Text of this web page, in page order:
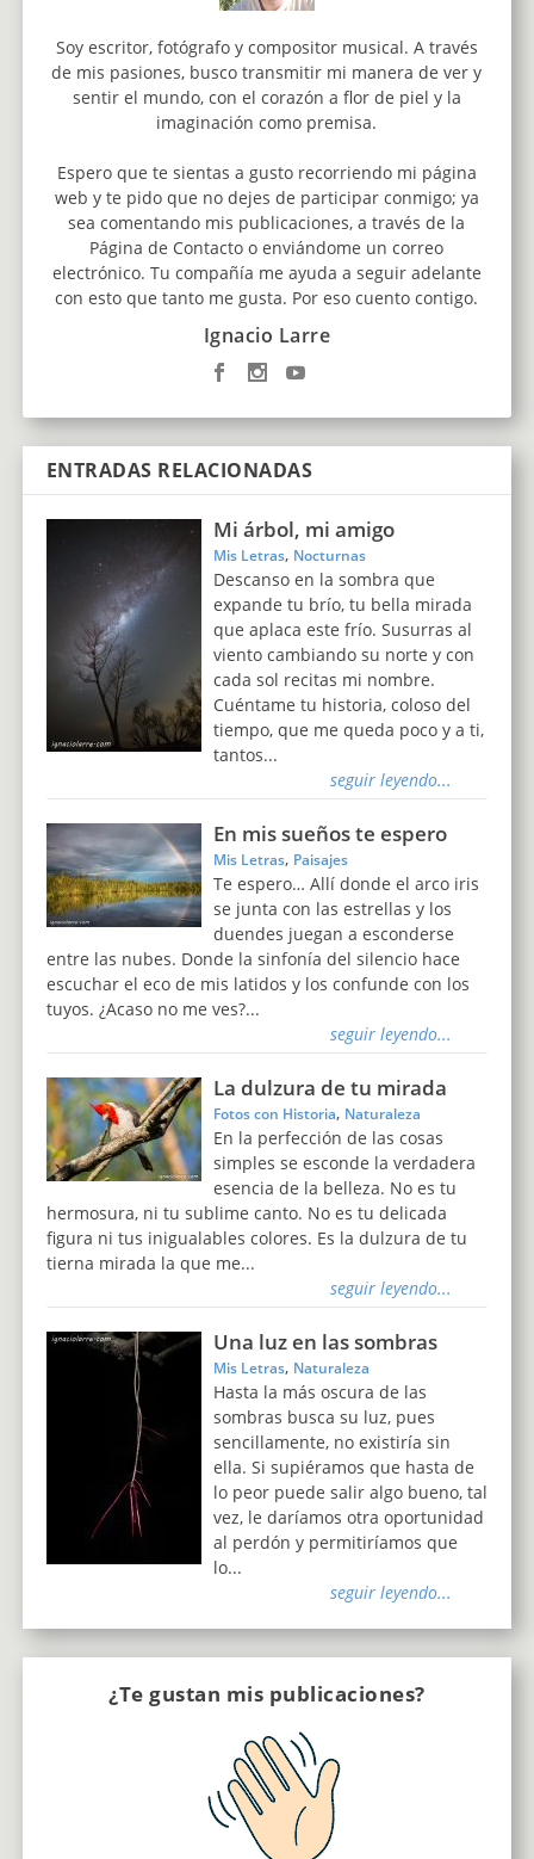
Soy escritor, fotógrafo y compositor musical. A través
de mis pasiones, busco transmitir mi manera de ver y
sentir el mundo, con el corazón a flor de piel y la
imaginación como premisa.
Espero que te sientas a gusto recorriendo mi página
web y te pido que no dejes de participar conmigo; ya
sea comentando mis publicaciones, a través de la
Página de Contacto o enviándome un correo
electrónico. Tu compañía me ayuda a seguir adelante
con esto que tanto me gusta. Por eso cuento contigo.
Ignacio Larre
ENTRADAS RELACIONADAS
Mi árbol, mi amigo
Mis Letras, Nocturnas
Descanso en la sombra que
expande tu brío, tu bella mirada
que aplaca este frío. Susurras al
viento cambiando su norte y con
cada sol recitas mi nombre.
Cuéntame tu historia, coloso del
tiempo, que me queda poco y a ti,
tantos...
seguir leyendo...
En mis sueños te espero
Mis Letras, Paisajes
Te espero… Allí donde el arco iris
se junta con las estrellas y los
duendes juegan a esconderse
entre las nubes. Donde la sinfonía del silencio hace
escuchar el eco de mis latidos y los confunde con los
tuyos. ¿Acaso no me ves?...
seguir leyendo...
La dulzura de tu mirada
Fotos con Historia, Naturaleza
En la perfección de las cosas
simples se esconde la verdadera
esencia de la belleza. No es tu
hermosura, ni tu sublime canto. No es tu delicada
figura ni tus inigualables colores. Es la dulzura de tu
tierna mirada la que me...
seguir leyendo...
Una luz en las sombras
Mis Letras, Naturaleza
Hasta la más oscura de las
sombras busca su luz, pues
sencillamente, no existiría sin
ella. Si supiéramos que hasta de
lo peor puede salir algo bueno, tal
vez, le daríamos otra oportunidad
al perdón y permitiríamos que
lo...
seguir leyendo...
¿Te gustan mis publicaciones?